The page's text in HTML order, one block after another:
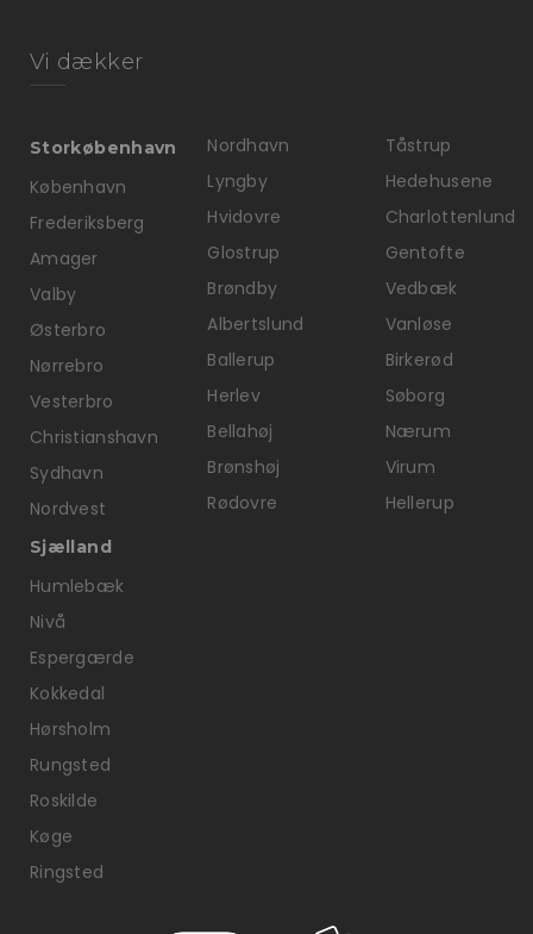
Vi dækker
Storkøbenhavn
København
Frederiksberg
Amager
Valby
Østerbro
Nørrebro
Vesterbro
Christianshavn
Sydhavn
Nordvest
Nordhavn
Lyngby
Hvidovre
Glostrup
Brøndby
Albertslund
Ballerup
Herlev
Bellahøj
Brønshøj
Rødovre
Tåstrup
Hedehusene
Charlottenlund
Gentofte
Vedbæk
Vanløse
Birkerød
Søborg
Nærum
Virum
Hellerup
Sjælland
Humlebæk
Nivå
Espergærde
Kokkedal
Hørsholm
Rungsted
Roskilde
Køge
Ringsted